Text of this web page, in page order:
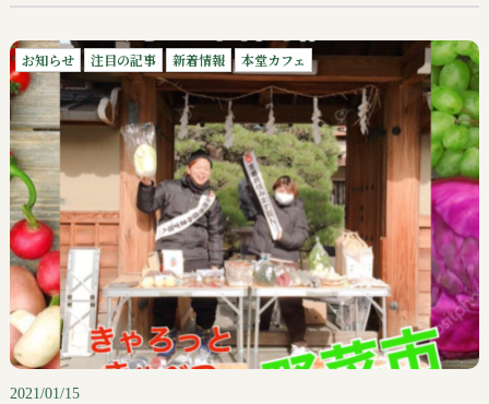
お知らせ 注目の記事 新着情報 本堂カフェ
2021/01/15